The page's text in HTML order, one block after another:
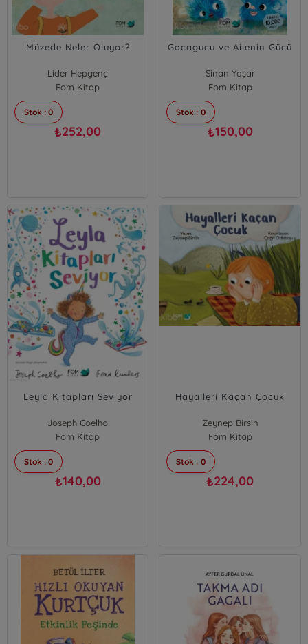
Müzede Neler Oluyor?
Lider Hepgenç
Fom Kitap
Stok : 0
₺252,00
Gacagucu ve Ailenin Gücü
Sinan Yaşar
Fom Kitap
Stok : 0
₺150,00
Leyla Kitapları Seviyor
Joseph Coelho
Fom Kitap
Stok : 0
₺140,00
Hayalleri Kaçan Çocuk
Zeynep Birsin
Fom Kitap
Stok : 0
₺224,00